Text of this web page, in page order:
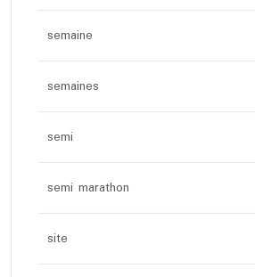
semaine
semaines
semi
semi marathon
site